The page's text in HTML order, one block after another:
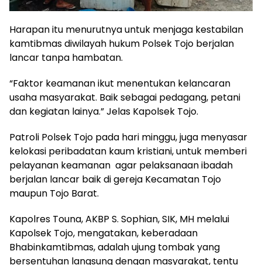
Harapan itu menurutnya untuk menjaga kestabilan
kamtibmas diwilayah hukum Polsek Tojo berjalan
lancar tanpa hambatan.
“Faktor keamanan ikut menentukan kelancaran
usaha masyarakat. Baik sebagai pedagang, petani
dan kegiatan lainya.”Jelas Kapolsek Tojo.
Patroli Polsek Tojo pada hari minggu, juga menyasar
kelokasi peribadatan kaum kristiani, untuk memberi
pelayanan keamanan agar pelaksanaan ibadah
berjalan lancar baik di gereja Kecamatan Tojo
maupun Tojo Barat.
Kapolres Touna, AKBP S. Sophian, SIK, MH melalui
Kapolsek Tojo, mengatakan, keberadaan
Bhabinkamtibmas, adalah ujung tombak yang
bersentuhan langsung dengan masyarakat, tentu